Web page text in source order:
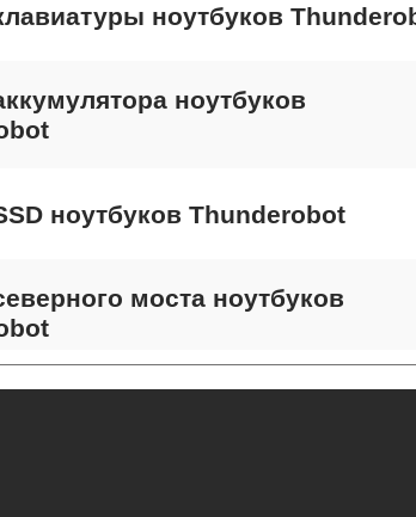
ноутбуков
ноутбуков
ноутбуков Thunderobot
моста ноутбуков